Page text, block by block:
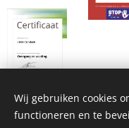
Wij gebruiken cookies
functioneren en te